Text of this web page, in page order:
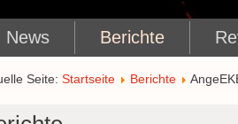
News Berichte
Seite: Startseite Berichte